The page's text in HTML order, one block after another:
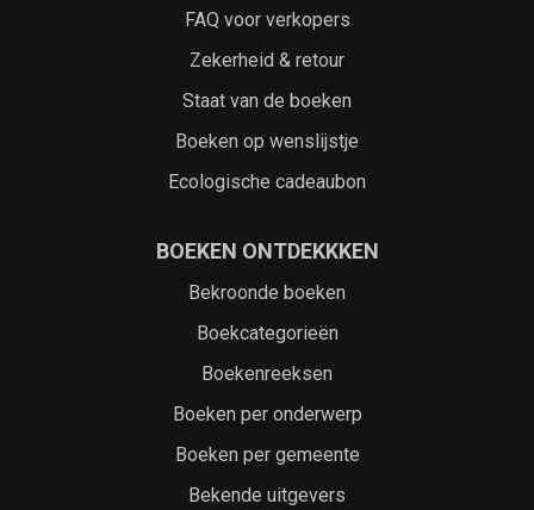
FAQ voor verkopers
Zekerheid & retour
Staat van de boeken
Boeken op wenslijstje
Ecologische cadeaubon
BOEKEN ONTDEKKKEN
Bekroonde boeken
Boekcategorieën
Boekenreeksen
Boeken per onderwerp
Boeken per gemeente
Bekende uitgevers